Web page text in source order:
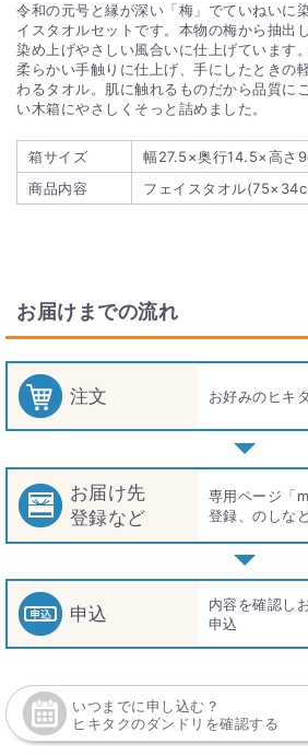
令和の元号と縁が深い「梅」でていねいに
イスタオルセットです。本物の梅から抽出
染め上げやさしい風合いに仕上げています
柔らかい手触りに仕上げ、手にしたときの
わるタオル。肌に触れるものだから品質に
い木箱にやさしくそっと詰めました。
箱サイズ
幅27.5×奥行14.5×高さ
商品内容
フェイスタオル
お届けまでの流れ
注文 お好みのヒキ
お届け先
登録など
専用ページ「
登録、のしな
申込
内容を確認し
申込
いつまでに申し込む？
ヒキタクのダンドリを確認する